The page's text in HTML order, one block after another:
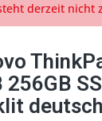
derzeit nicht